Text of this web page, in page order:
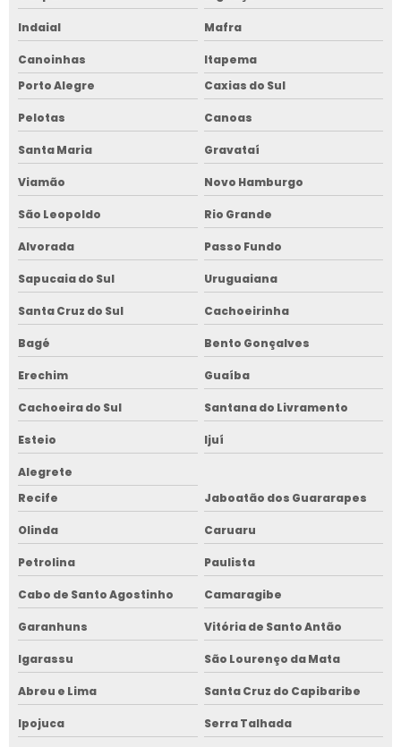
Indaial Mafra
Canoinhas
Itapema
Porto Alegre
Caxias do Sul
Pelotas Canoas
Santa Maria Gravataí
Viamão Novo Hamburgo
São Leopoldo Rio Grande
Alvorada Passo Fundo
Sapucaia do Sul Uruguaiana
Santa Cruz do Sul Cachoeirinha
Bagé Bento Gonçalves
Erechim Guaíba
Cachoeira do Sul Santana do Livramento
Esteio Ijuí
Alegrete
Recife
Jaboatão dos Guararapes
Olinda Caruaru
Petrolina Paulista
Cabo de Santo Agostinho Camaragibe
Garanhuns Vitória de Santo Antão
Igarassu São Lourenço da Mata
Abreu e Lima Santa Cruz do Capibaribe
Ipojuca Serra Talhada